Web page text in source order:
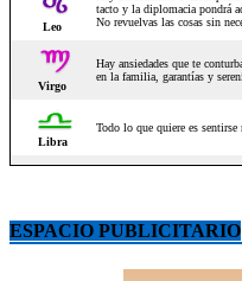
ESPACIO PUBLICITARIO